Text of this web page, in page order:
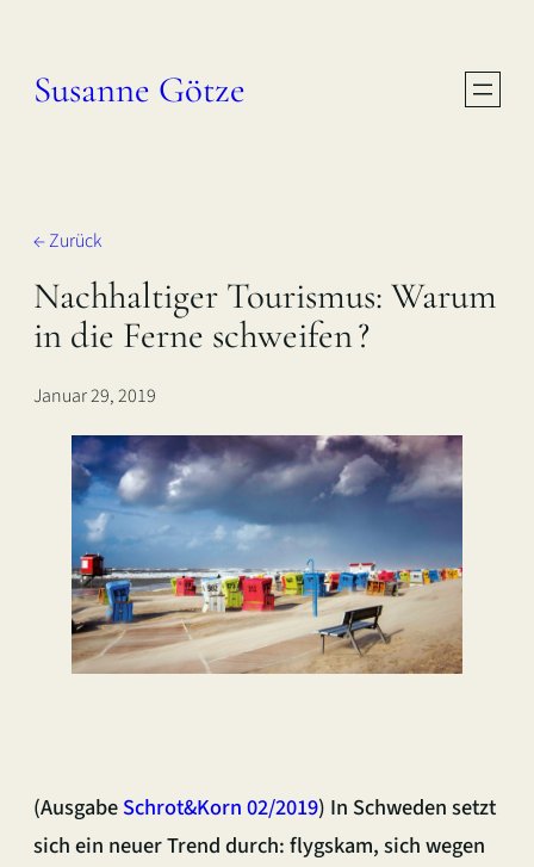
springen
Susanne Götze
← Zurück
Nachhaltiger Tourismus: Warum
in die Ferne schweifen ?
Januar 29, 2019
(AusgabeSchrot&Korn 02/2019) In Schweden setzt
sich ein neuer Trend durch: flygskam, sich wegen